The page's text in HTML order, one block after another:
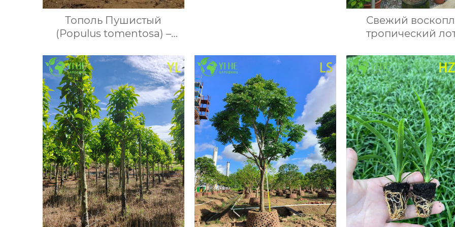
Тополь Пушистый
(Populus tomentosa) –
для Очистки Воздуха,
Морозостойкий, Опт
оптом
Свежий
тропический
опт экспорт